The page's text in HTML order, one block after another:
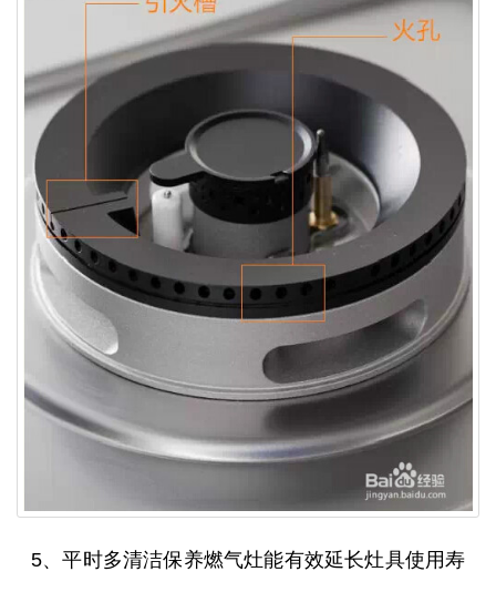
5、平时多清洁保养燃气灶能有效延长灶具使用寿